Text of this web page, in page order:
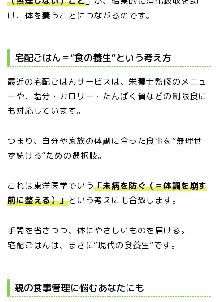
け、体を養うことにつながるのです。
宅配ごはん＝“食の養生”という考え方
最近の宅配ごはんサービスは、栄養士監修のメニュ
ーや、塩分・カロリー・たんぱく質などの制限食に
も対応しています。
つまり、自分や家族の体調に合った食事を”無理せ
ず続ける”ための選択肢。
これは東洋医学でいう「未病を防ぐ（＝体調を崩す
前に整える）」という考えにも合致します。
手間を省きつつ、体にやさしいものを届ける。
宅配ごはんは、まさに“現代の食養生”です。
親の食事管理に悩むあなたにも